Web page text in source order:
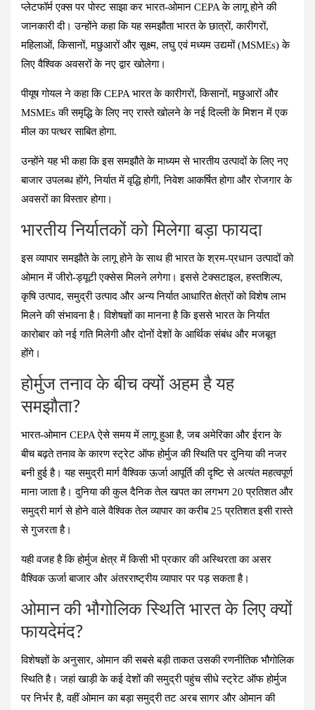
प्लेटफॉर्म एक्स पर पोस्ट साझा कर भारत-ओमान CEPA के लागू होने की
जानकारी दी। उन्होंने कहा कि यह समझौता भारत के छात्रों, कारीगरों,
महिलाओं, किसानों, मछुआरों और सूक्ष्म, लघु एवं मध्यम उद्यमों (MSMEs) के
लिए वैश्विक अवसरों के नए द्वार खोलेगा।
पीयूष गोयल ने कहा कि CEPA भारत के कारीगरों, किसानों, मछुआरों और
MSMEs की समृद्धि के लिए नए रास्ते खोलने के नई दिल्ली के मिशन में एक
मील का पत्थर साबित होगा.
उन्होंने यह भी कहा कि इस समझौते के माध्यम से भारतीय उत्पादों के लिए नए
बाजार उपलब्ध होंगे, निर्यात में वृद्धि होगी, निवेश आकर्षित होगा और रोजगार के
अवसरों का विस्तार होगा।
भारतीय निर्यातकों को मिलेगा बड़ा फायदा
इस व्यापार समझौते के लागू होने के साथ ही भारत के श्रम-प्रधान उत्पादों को
ओमान में जीरो-ड्यूटी एक्सेस मिलने लगेगा। इससे टेक्सटाइल, हस्तशिल्प,
कृषि उत्पाद, समुद्री उत्पाद और अन्य निर्यात आधारित क्षेत्रों को विशेष लाभ
मिलने की संभावना है। विशेषज्ञों का मानना है कि इससे भारत के निर्यात
कारोबार को नई गति मिलेगी और दोनों देशों के आर्थिक संबंध और मजबूत
होंगे।
होर्मुज तनाव के बीच क्यों अहम है यह
समझौता?
भारत-ओमान CEPA ऐसे समय में लागू हुआ है, जब अमेरिका और ईरान के
बीच बढ़ते तनाव के कारण स्ट्रेट ऑफ होर्मुज की स्थिति पर दुनिया की नजर
बनी हुई है। यह समुद्री मार्ग वैश्विक ऊर्जा आपूर्ति की दृष्टि से अत्यंत महत्वपूर्ण
माना जाता है। दुनिया की कुल दैनिक तेल खपत का लगभग 20 प्रतिशत और
समुद्री मार्ग से होने वाले वैश्विक तेल व्यापार का करीब 25 प्रतिशत इसी रास्ते
से गुजरता है।
यही वजह है कि होर्मुज क्षेत्र में किसी भी प्रकार की अस्थिरता का असर
वैश्विक ऊर्जा बाजार और अंतरराष्ट्रीय व्यापार पर पड़ सकता है।
ओमान की भौगोलिक स्थिति भारत के लिए क्यों
फायदेमंद?
विशेषज्ञों के अनुसार, ओमान की सबसे बड़ी ताकत उसकी रणनीतिक भौगोलिक
स्थिति है। जहां खाड़ी के कई देशों की समुद्री पहुंच सीधे स्ट्रेट ऑफ होर्मुज
पर निर्भर है, वहीं ओमान का बड़ा समुद्री तट अरब सागर और ओमान की